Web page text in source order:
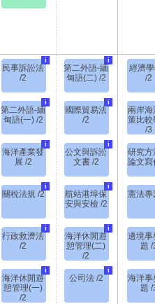
民事訴訟法
/2
i
第二外語-緬
甸語(一) /2
i
海洋產業發
展 /2
i
關稅法規 /2
i
行政救濟法
/2
i
海洋休閒遊
憩管理(一)
/2
i
第二外語-緬
甸語(二) /2
i
國際貿易法
/2
i
公文與訴訟
文書 /2
i
航站港埠保
安與安檢 /2
i
海洋休閒遊
憩管理(二)
/2
i
公司法 /2
i
經濟
/2
兩岸海
策比較
/3
研究方
論文寫
憲法專
邊境事
題 /
海洋事
題 /